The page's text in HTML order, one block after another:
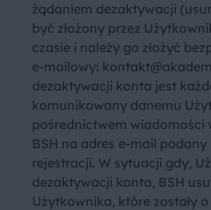
żądaniem dezaktywacji
być złożony przez
czasie i należy go złożyć
e-mailowy:
dezaktywacji konta jest
komunikowany danemu
pośrednictwem wiadomości
BSH na adres e-mail podany
rejestracji. W sytuacji gdy,
dezaktywacji konta, BSH
Użytkownika, które zostały